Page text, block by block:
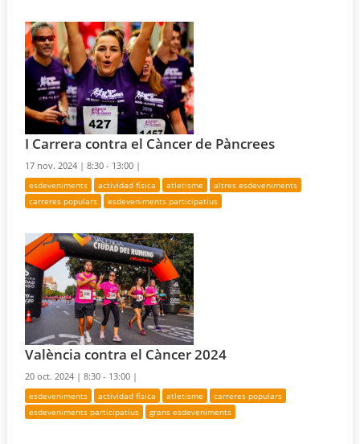
I Carrera contra el Càncer de Pàncrees
17 nov. 2024 |8:30 - 13:00 |
esdeveniments actividad física atletisme
altres esdeveniments
carreres populars
esdeveniments participatius
València contra el Càncer 2024
20 oct. 2024 |8:30 - 13:00 |
esdeveniments actividad física atletisme
carreres populars
esdeveniments participatius
grans esdeveniments